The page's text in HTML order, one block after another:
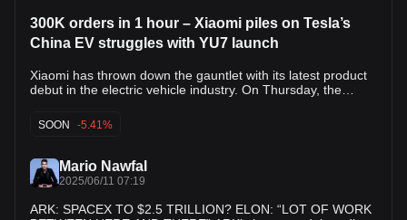
300K orders in 1 hour – Xiaomi piles on Tesla’s
China EV struggles with YU7 launch
Xiaomi has thrown down the gauntlet with its latest product
debut in the electric vehicle industry. On Thursday, the
orders for its new YU7 electric SUV within just one hour of
its launch. Xiaomi’s success with the SU7 and the ongoing
Tesla’s sales in Asia’s largest economy. “We will not accept
defeat,” Lei Jun, Xiaomi’s CEO, said during the YU7 launch.
“We’re officially taking up Tesla’s long-standing challenge to
compare products head-to-head.” The vehicle is currently
SOON -5.41%
Mario Nawfal
2025/06/11 07:19
ARK: SPACEX TO $2.5 TRILLION? ELON: “LOT OF WORK